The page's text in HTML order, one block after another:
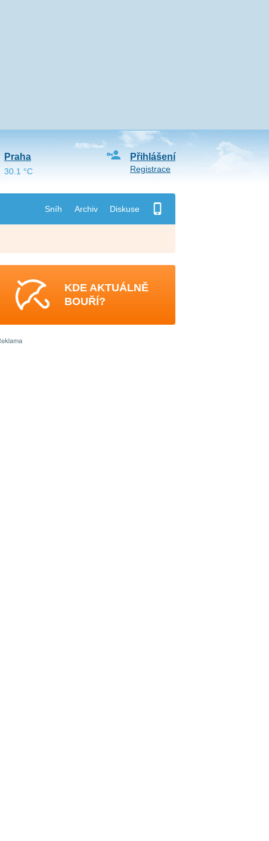
Sníh Archiv Diskuse
Přihlášení
Registrace
Praha
30.1 °C
KDE AKTUÁLNĚ
BOUŘÍ?